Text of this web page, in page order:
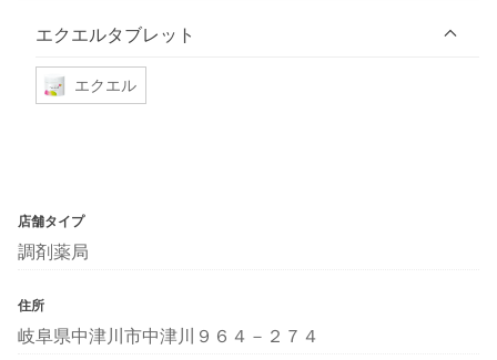
エクエルタブレット
エクエル
店舗タイプ
調剤薬局
住所
岐阜県中津川市中津川９６４－２７４